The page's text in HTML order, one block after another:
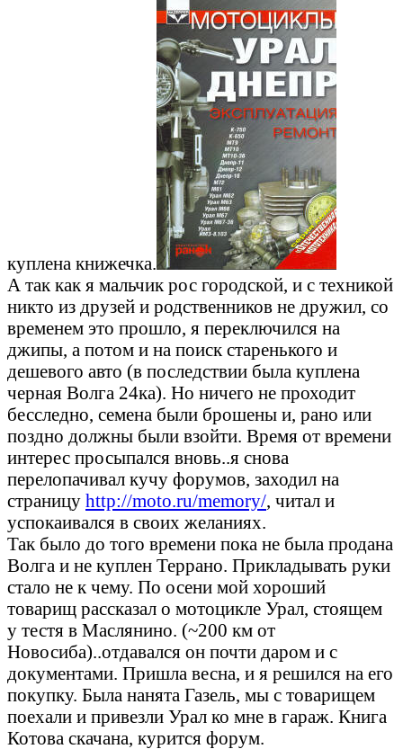
куплена книжечка.
А так как я мальчик рос городской, и с техникой
никто из друзей и родственников не дружил, со
временем это прошло, я переключился на
джипы, а потом и на поиск старенького и
дешевого авто (в последствии была куплена
черная Волга 24ка). Но ничего не проходит
бесследно, семена были брошены и, рано или
поздно должны были взойти. Время от времени
интерес просыпался вновь..я снова
перелопачивал кучу форумов, заходил на
страницу http://moto.ru/memory/, читал и
успокаивался в своих желаниях.
Так было до того времени пока не была продана
Волга и не куплен Террано. Прикладывать руки
стало не к чему. По осени мой хороший
товарищ рассказал о мотоцикле Урал, стоящем
у тестя в Маслянино. (~200 км от
Новосиба)..отдавался он почти даром и с
документами. Пришла весна, и я решился на его
покупку. Была нанята Газель, мы с товарищем
поехали и привезли Урал ко мне в гараж. Книга
Котова скачана, курится форум.